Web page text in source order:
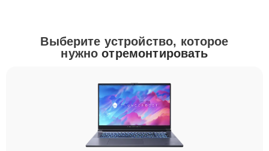
Выберите устройство, которое
нужноотремонтировать